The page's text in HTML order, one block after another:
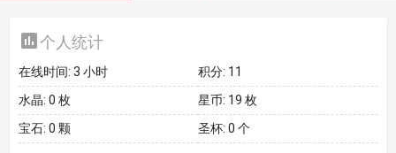
个人统计
在线时间: 3 小时 积分: 11
水晶: 0 枚 星币: 19 枚
宝石: 0 颗 圣杯: 0 个